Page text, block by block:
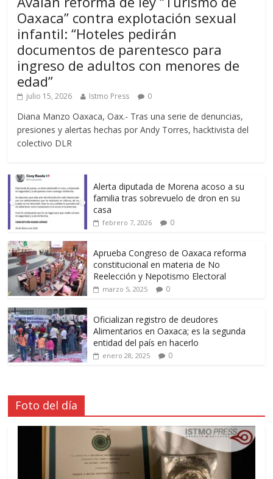
Oaxaca” contra explotación sexual
infantil: “Hoteles pedirán
documentos de parentesco para
ingreso de adultos con menores de
edad”
julio 15, 2026 Istmo Press 0
Diana Manzo Oaxaca, Oax.- Tras una serie de denuncias,
presiones y alertas hechas por Andy Torres, hacktivista del
colectivo DLR
Alerta diputada de Morena acoso a su
familia tras sobrevuelo de dron en su
casa
febrero 7, 2026 0
Aprueba Congreso de Oaxaca reforma
constitucional en materia de No
Reelección y Nepotismo Electoral
marzo 5, 2025 0
Oficializan registro de deudores
Alimentarios en Oaxaca; es la segunda
entidad del país en hacerlo
enero 28, 2025 0
Foto del día